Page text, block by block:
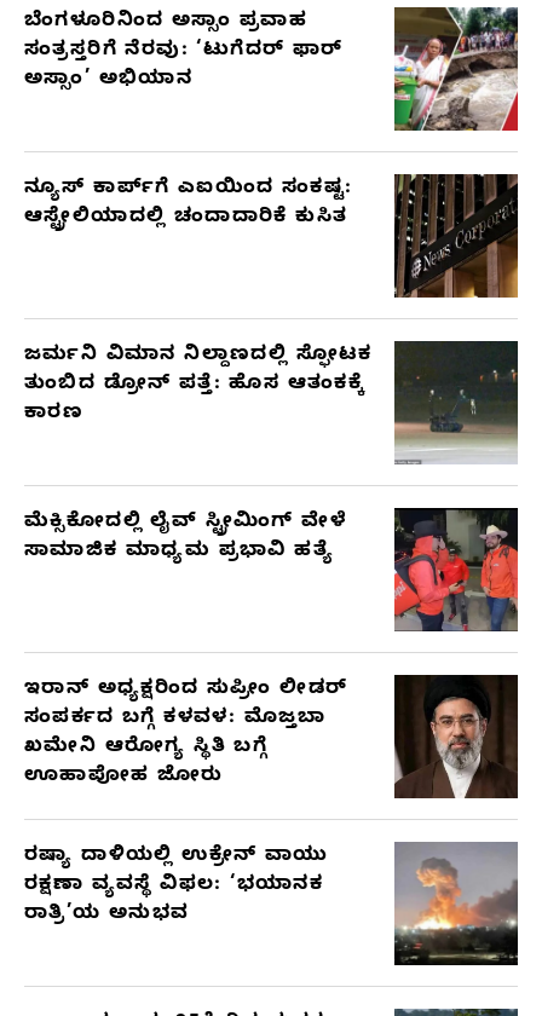
ಬೆಂಗಳೂರಿನಿಂದ ಅಸ್ಸಾಂ ಪ್ರವಾಹ
ಸಂತ್ರಸ್ತರಿಗೆ ನೆರವು: ‘ಟುಗೆದರ್ ಫಾರ್
ಅಸ್ಸಾಂ’ ಅಭಿಯಾನ
ನ್ಯೂಸ್ ಕಾರ್ಪ್‌ಗೆ ಎಐಯಿಂದ ಸಂಕಷ್ಟ:
ಆಸ್ಟ್ರೇಲಿಯಾದಲ್ಲಿ ಚಂದಾದಾರಿಕೆ ಕುಸಿತ
ಜರ್ಮನಿ ವಿಮಾನ ನಿಲ್ದಾಣದಲ್ಲಿ ಸ್ಫೋಟಕ
ತುಂಬಿದ ಡ್ರೋನ್ ಪತ್ತೆ: ಹೊಸ ಆತಂಕಕ್ಕೆ
ಕಾರಣ
ಮೆಕ್ಸಿಕೋದಲ್ಲಿ ಲೈವ್ ಸ್ಟ್ರೀಮಿಂಗ್ ವೇಳೆ
ಸಾಮಾಜಿಕ ಮಾಧ್ಯಮ ಪ್ರಭಾವಿ ಹತ್ಯೆ
ಇರಾನ್ ಅಧ್ಯಕ್ಷರಿಂದ ಸುಪ್ರೀಂ ಲೀಡರ್
ಸಂಪರ್ಕದ ಬಗ್ಗೆ ಕಳವಳ: ಮೊಜ್ತಬಾ
ಖಮೇನಿ ಆರೋಗ್ಯ ಸ್ಥಿತಿ ಬಗ್ಗೆ
ಊಹಾಪೋಹ ಜೋರು
ರಷ್ಯಾ ದಾಳಿಯಲ್ಲಿ ಉಕ್ರೇನ್ ವಾಯು
ರಕ್ಷಣಾ ವ್ಯವಸ್ಥೆ ವಿಫಲ: ‘ಭಯಾನಕ
ರಾತ್ರಿ’ಯ ಅನುಭವ